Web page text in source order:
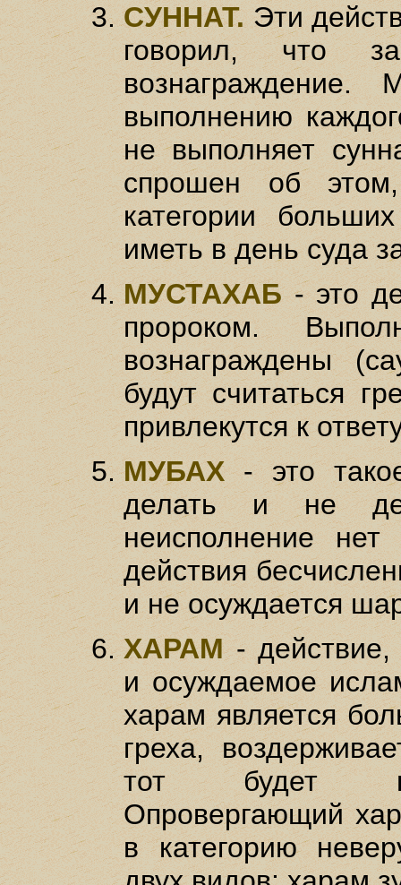
СУННАТ. Эти
говорил, что
выполнению
не выполняет
спрошен об
категории
иметь в день суда
МУСТАХАБ- это
пророком.
вознаграждены
будут считаться
привлекутся к
МУБАХ - это
делать и не
неисполнение
действия
и не осуждается
ХАРАМ- действие,
и осуждаемое
харам является
греха,
тот будет
Опровергающий
в категорию